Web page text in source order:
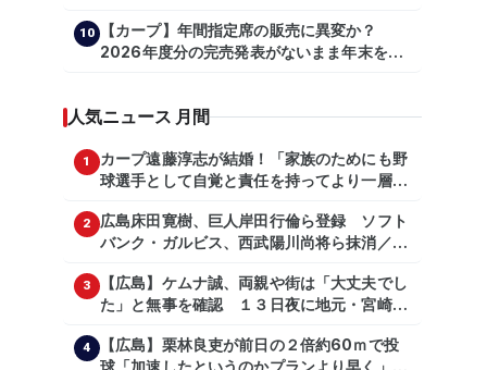
10
【カープ】年間指定席の販売に異変か？
2026年度分の完売発表がないまま年末を迎
人気ニュース 月間
1
カープ遠藤淳志が結婚！「家族のためにも野
球選手として自覚と責任を持ってより一層頑
2
広島床田寛樹、巨人岸田行倫ら登録 ソフト
バンク・ガルビス、西武陽川尚将ら抹消／２
3
【広島】ケムナ誠、両親や街は「大丈夫でし
た」と無事を確認 １３日夜に地元・宮崎県
4
【広島】栗林良吏が前日の２倍約60ｍで投